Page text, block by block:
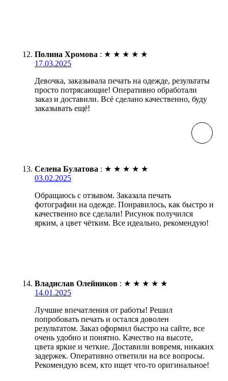
Полина Хромова : ★ ★ ★ ★ ★
17.03.2025
Девочка, заказывала печать на одежде, результаты
просто потрясающие! Оперативно обработали
заказ и доставили. Всё сделано качественно, буду
заказывать ещё!
Селена Булатова : ★ ★ ★ ★ ★
03.02.2025
Обращаюсь с отзывом. Заказала печать
фотографии на одежде. Понравилось, как быстро и
качественно все сделали! Рисунок получился
ярким, а цвет чётким. Все идеально, рекомендую!
Владислав Олейников : ★ ★ ★ ★ ★
14.01.2025
Лучшие впечатления от работы! Решил
попробовать печать и остался доволен
результатом. Заказ оформил быстро на сайте, все
очень удобно и понятно. Качество на высоте,
цвета яркие и четкие. Доставили вовремя, никаких
задержек. Оперативно ответили на все вопросы.
Рекомендую всем, кто ищет что-то оригинальное!